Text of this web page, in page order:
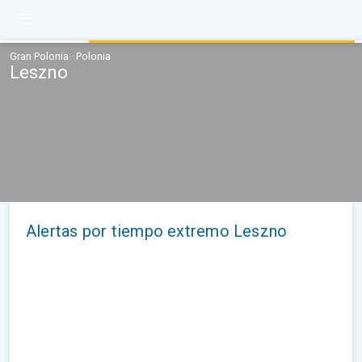
Gran Polonia · Polonia
Leszno
Alertas por tiempo extremo Leszno